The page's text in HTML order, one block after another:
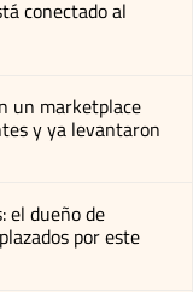
conectado al
un marketplace
y ya levantaron
el dueño de
por este